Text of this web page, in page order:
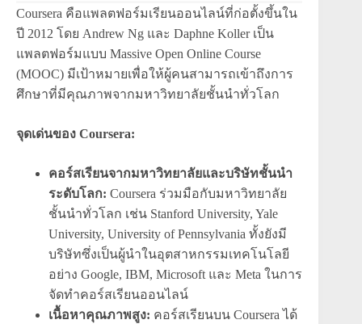
Coursera คือแพลตฟอร์มเรียนออนไลน์ที่ก่อตั้งขึ้นใน
ปี 2012 โดย Andrew Ng และ Daphne Koller เป็น
แพลตฟอร์มแบบ Massive Open Online Course
(MOOC) มีเป้าหมายเพื่อให้ผู้คนสามารถเข้าถึงการ
ศึกษาที่มีคุณภาพจากมหาวิทยาลัยชั้นนำทั่วโลก
จุดเด่นของ Coursera:
คอร์สเรียนจากมหาวิทยาลัยและบริษัทชั้นนำ
ระดับโลก: Coursera ร่วมมือกับมหาวิทยาลัย
ชั้นนำทั่วโลก เช่น Stanford University, Yale
University, University of Pennsylvania ทั้งยังมี
บริษัทซึ่งเป็นผู้นำในอุตสาหกรรมเทคโนโลยี
อย่าง Google, IBM, Microsoft และ Meta ในการ
จัดทำคอร์สเรียนออนไลน์
เนื้อหาคุณภาพสูง: คอร์สเรียนบน Coursera ได้